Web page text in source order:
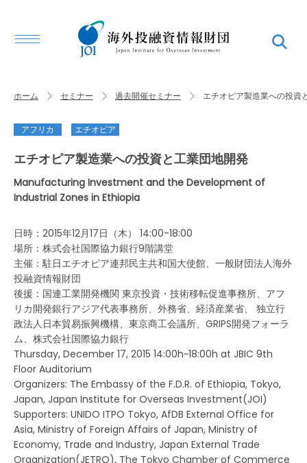
ホーム セミナー 過去開催セミナー エチオピア製造業への投資
アフリカ エチオピア
エチオピア製造業への投資と工業団地開発
Manufacturing Investment and the Development of
Industrial Zones in Ethiopia
日時：2015年12月17日（木） 14:00-18:00
場所：株式会社国際協力銀行9階講堂
主催：駐日エチオピア連邦民主共和国大使館、一般財団法人海外
投融資情報財団
後援：国連工業開発機関 東京投資・技術移転促進事務所、アフ
リカ開発銀行アジア代表事務所、外務省、経済産業省、 独立行
政法人日本貿易振興機構、東京商工会議所、GRIPS開発フォーラ
ム、株式会社国際協力銀行
Thursday, December 17, 2015 14:00h~18:00h at JBIC 9th
Floor Auditorium
Organizers: The Embassy of the F.D.R. of Ethiopia, Tokyo,
Japan, Japan Institute for Overseas Investment(JOI)
Supporters: UNIDO ITPO Tokyo, AfDB External Office for
Asia, Ministry of Foreign Affairs of Japan, Ministry of
Economy, Trade and Industry, Japan External Trade
Organization(JETRO), The Tokyo Chamber of Commerce